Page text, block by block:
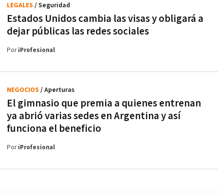
Estados Unidos cambia las visas y obligará a
dejar públicas las redes sociales
LEGALES / Seguridad
PoriProfesional
El gimnasio que premia a quienes entrenan
ya abrió varias sedes en Argentina y así
funciona el beneficio
NEGOCIOS / Aperturas
PoriProfesional